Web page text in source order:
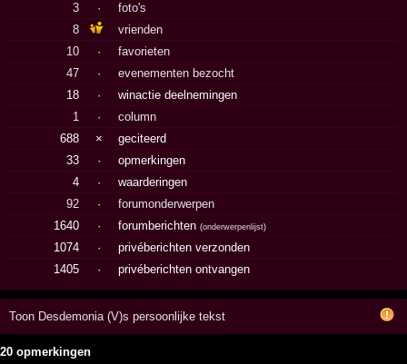
3
·
foto's
8
vrienden
10
·
favorieten
47
·
evenementen bezocht
18
·
winactie deelnemingen
1
·
column
688
×
geciteerd
33
·
opmerkingen
4
·
waarderingen
92
·
forumonderwerpen
1640
· forumberichten(onderwerpenlijst)
1074 ·
privéberichten verzonden
1405
· privéberichten ontvangen
Toon Desdemonia (V)s persoonlijke tekst
20 opmerkingen